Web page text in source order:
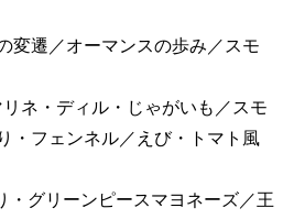
変遷／オーマンスの歩み／スモ
ネ・ディル・じゃがいも／スモ
・フェンネル／えび・トマト風
グリーンピースマヨネーズ／王